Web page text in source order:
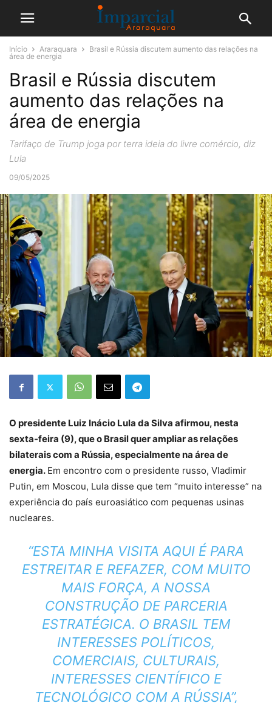
Início Araraquara
Brasil e Rússia discutem aumento das relações na
área de energia
Brasil e Rússia discutem
aumento das relações na
área de energia
Tarifaço de Trump joga por terra ideia do livre comércio, diz
Lula
09/05/2025
O presidente Luiz Inácio Lula da Silva afirmou, nesta
sexta-feira (9), que o Brasil quer ampliar as relações
bilaterais com a Rússia, especialmente na área de
energia. Em encontro com o presidente russo, Vladimir
Putin, em Moscou, Lula disse que tem “muito interesse” na
experiência do país euroasiático com pequenas usinas
nucleares.
“ESTA MINHA VISITA AQUI É PARA
ESTREITAR E REFAZER, COM MUITO
MAIS FORÇA, A NOSSA
CONSTRUÇÃO DE PARCERIA
ESTRATÉGICA. O BRASIL TEM
INTERESSES POLÍTICOS,
COMERCIAIS, CULTURAIS,
INTERESSES CIENTÍFICO E
TECNOLÓGICO COM A RÚSSIA”,